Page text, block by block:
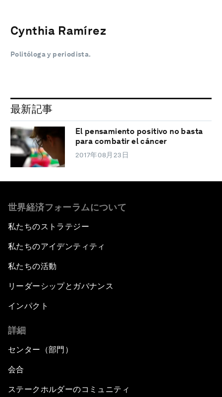
Cynthia Ramírez
Politóloga y periodista.
最新記事
El pensamiento positivo no basta
para combatir el cáncer
2017年08月23日
世界経済フォーラムについて
私たちのストラテジー
私たちのアイデンティティ
私たちの活動
リーダーシップとガバナンス
インパクト
詳細
センター（部門）
会合
ステークホルダーのコミュニティ